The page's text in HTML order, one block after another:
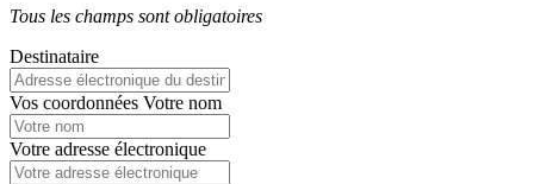
Tous les champs sont obligatoires
Destinataire
Vos coordonnées Votre nom
Votre adresse électronique